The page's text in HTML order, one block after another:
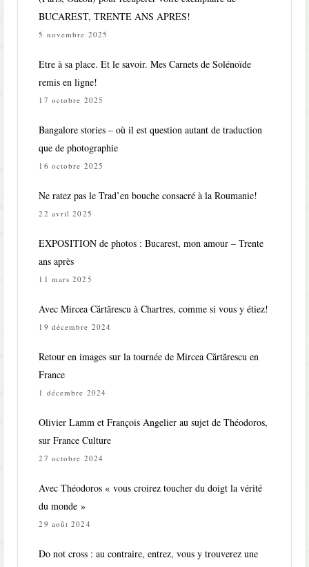
BUCAREST, TRENTE ANS APRES!
5 novembre 2025
Etre à sa place. Et le savoir. Mes Carnets de Solénoïde
remis en ligne!
17 octobre 2025
Bangalore stories – où il est question autant de traduction
que de photographie
16 octobre 2025
Ne ratez pas le Trad’en bouche consacré à la Roumanie!
22 avril 2025
EXPOSITION de photos : Bucarest, mon amour – Trente
ans après
11 mars 2025
Avec Mircea Cărtărescu à Chartres, comme si vous y étiez!
19 décembre 2024
Retour en images sur la tournée de Mircea Cărtărescu en
France
1 décembre 2024
Olivier Lamm et François Angelier au sujet de Théodoros,
sur France Culture
27 octobre 2024
Avec Théodoros « vous croirez toucher du doigt la vérité
du monde »
29 août 2024
Do not cross : au contraire, entrez, vous y trouverez une